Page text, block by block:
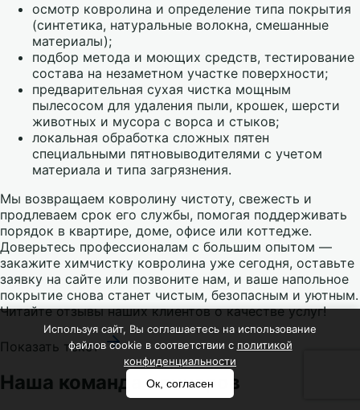
осмотр ковролина и определение типа покрытия
(синтетика, натуральные волокна, смешанные
материалы);
подбор метода и моющих средств, тестирование
состава на незаметном участке поверхности;
предварительная сухая чистка мощным
пылесосом для удаления пыли, крошек, шерсти
животных и мусора с ворса и стыков;
локальная обработка сложных пятен
специальными пятновыводителями с учетом
материала и типа загрязнения.
Мы возвращаем ковролину чистоту, свежесть и
продлеваем срок его службы, помогая поддерживать
порядок в квартире, доме, офисе или коттедже.
Доверьтесь профессионалам с большим опытом —
закажите химчистку ковролина уже сегодня, оставьте
заявку на сайте или позвоните нам, и ваше напольное
покрытие снова станет чистым, безопасным и уютным.
Читайте отзывы наших клиентов о качестве услуг!
Показать текст
Наша команда клинеров
Используя сайт, Вы соглашаетесь на использование
файлов cookie в соответствии с политикой
конфиденциальности
Ок, согласен